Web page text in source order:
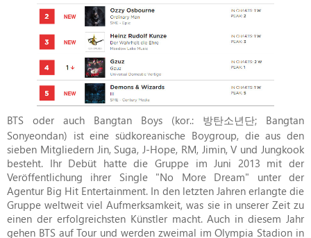
BTS oder auch Bangtan Boys (kor.: 방탄소년단; Bangtan
Sonyeondan) ist eine südkoreanische Boygroup, die aus den
sieben Mitgliedern Jin, Suga, J-Hope, RM, Jimin, V und Jungkook
besteht. Ihr Debüt hatte die Gruppe im Juni 2013 mit der
Veröffentlichung ihrer Single "No More Dream" unter der
Agentur Big Hit Entertainment. In den letzten Jahren erlangte die
Gruppe weltweit viel Aufmerksamkeit, was sie in unserer Zeit zu
einen der erfolgreichsten Künstler macht. Auch in diesem Jahr
gehen BTS auf Tour und werden zweimal im Olympia Stadion in